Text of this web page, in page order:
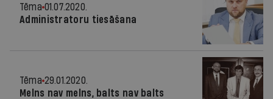
Tēma 01.07.2020.
Administratoru tiesāšana
Tēma 29.01.2020.
Melns nav melns, balts nav balts